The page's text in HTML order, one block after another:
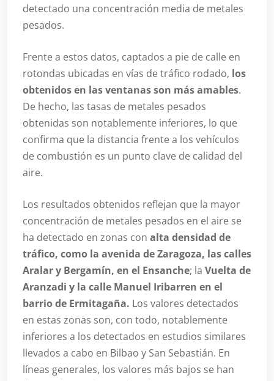
detectado una concentración media de metales
pesados.
Frente a estos datos, captados a pie de calle en
rotondas ubicadas en vías de tráfico rodado, los
obtenidos en las ventanas son más amables.
De hecho, las tasas de metales pesados
obtenidas son notablemente inferiores, lo que
confirma que la distancia frente a los vehículos
de combustión es un punto clave de calidad del
aire.
Los resultados obtenidos reflejan que la mayor
concentración de metales pesados en el aire se
ha detectado en zonas con alta densidad de
tráfico, como la avenida de Zaragoza, las calles
Aralar y Bergamín, en el Ensanche; la Vuelta de
Aranzadi y la calle Manuel Iribarren en el
barrio de Ermitagaña. Los valores detectados
en estas zonas son, con todo, notablemente
inferiores a los detectados en estudios similares
llevados a cabo en Bilbao y San Sebastián. En
líneas generales, los valores más bajos se han